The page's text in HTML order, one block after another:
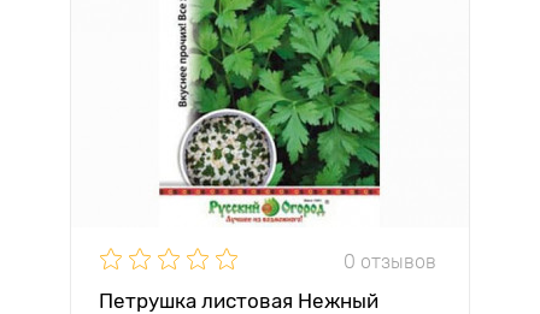
0 отзывов
Петрушка листовая Нежный